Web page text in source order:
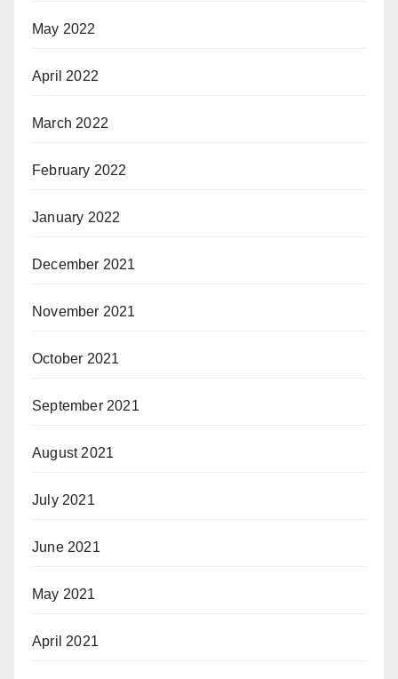
May 2022
April 2022
March 2022
February 2022
January 2022
December 2021
November 2021
October 2021
September 2021
August 2021
July 2021
June 2021
May 2021
April 2021